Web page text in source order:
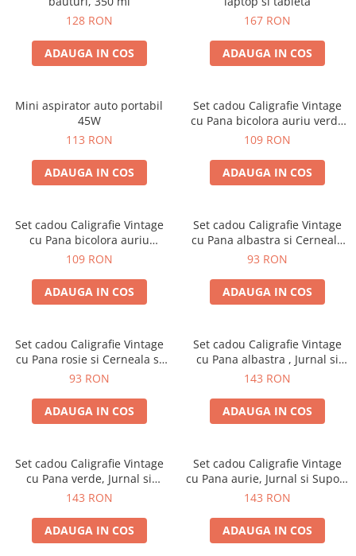
128 RON
ADAUGA IN COS
167 RON
ADAUGA IN COS
Mini aspirator auto portabil
45W
113 RON
ADAUGA IN COS
Set cadou Caligrafie Vintage
cu Pana bicolora auriu verde
si Accesorii pentru Sigiliu, 5
109 RON
ADAUGA IN COS
Set cadou Caligrafie Vintage
cu Pana bicolora auriu
albastru si Accesorii pentru
109 RON
ADAUGA IN COS
Set cadou Caligrafie Vintage
cu Pana albastra si Cerneala
si Accesorii, 7 piese
93 RON
ADAUGA IN COS
Set cadou Caligrafie Vintage
cu Pana rosie si Cerneala si
Accesorii, 7 piese
93 RON
ADAUGA IN COS
Set cadou Caligrafie Vintage
cu Pana albastra , Jurnal si
Suport pentru stilou, 9 piese
143 RON
ADAUGA IN COS
Set cadou Caligrafie Vintage
cu Pana verde, Jurnal si
Suport pentru stilou, 9 piese
143 RON
ADAUGA IN COS
Set cadou Caligrafie Vintage
cu Pana aurie, Jurnal si Suport
pentru stilou, 9 piese
143 RON
ADAUGA IN COS